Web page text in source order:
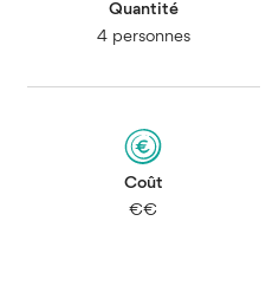
Quantité
4 personnes
Coût
€€